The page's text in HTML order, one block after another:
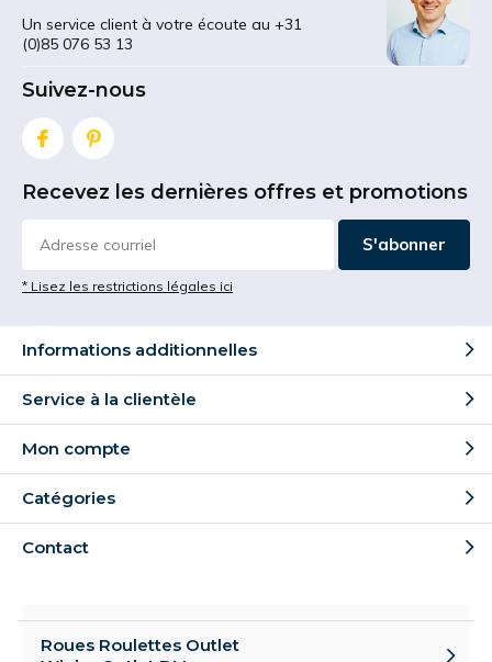
Un service client à votre écoute au +31
(0)85 076 53 13
Suivez-nous
Recevez les dernières offres et promotions
S'abonner
* Lisez les restrictions légales ici
Informations additionnelles
Service à la clientèle
Mon compte
Catégories
Contact
Roues Roulettes Outlet